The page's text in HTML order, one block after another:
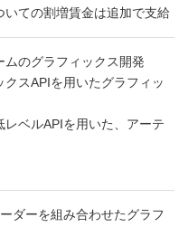
ての割増賃金は追加で支給
ムのグラフィックス開発
クスAPIを用いたグラフィッ
レベルAPIを用いた、アーテ
ダーを組み合わせたグラフ